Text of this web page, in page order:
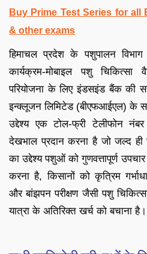
Buy Prime Test Series for all
& other exams
हिमाचल प्रदेश के पशुपालन विभाग
कार्यक्रम-मोबाइल पशु चिकित्सा
परियोजना के लिए इंडसइंड बैंक की
इन्क्लूजन लिमिटेड (बीएफआईएल) के
उद्देश्य एक टोल-फ्री टेलीफोन
देखभाल प्रदान करना है जो जल्द ही
का उद्देश्य पशुओं को गुणवत्तापूर्ण
करना है, किसानों को कृत्रिम
और बांझपन परीक्षण जैसी पशु
यात्रा के अतिरिक्त खर्च को बचाना है।